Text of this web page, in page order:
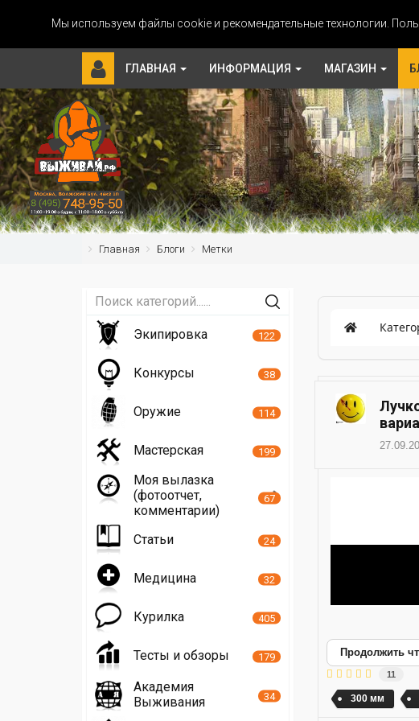
Мы используем файлы cookie и рекомендательные технологии.
ГЛАВНАЯ ИНФОРМАЦИЯ МАГАЗИН
Главная Блоги Метки
Продолжить
11
300 мм
Экипировка 122
Конкурсы 38
Оружие 114
Мастерская 199
Моя вылазка
(фотоотчет,
комментарии)
67
Статьи 24
Медицина 32
Курилка 405
Тесты и обзоры 179
Академия
Выживания
34